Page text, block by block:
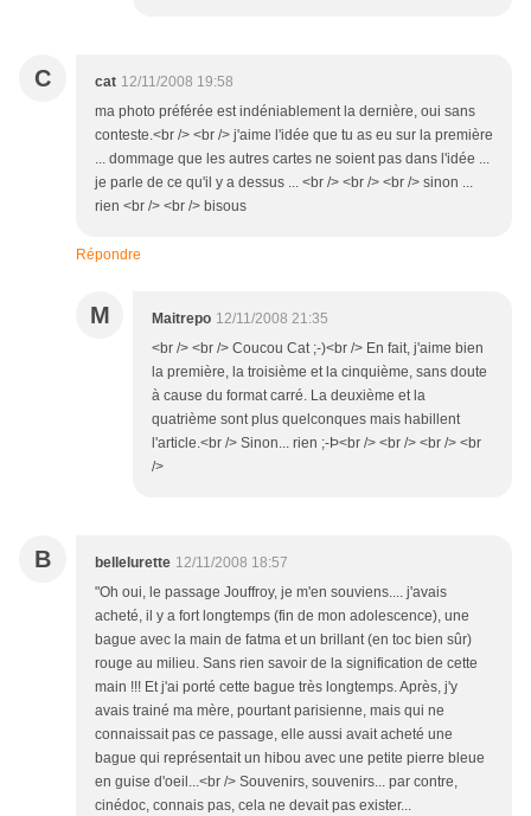
C cat 12/11/2008 19:58
ma photo préférée est indéniablement la dernière, oui sans
conteste.<br /> <br /> j'aime l'idée que tu as eu sur la première
... dommage que les autres cartes ne soient pas dans l'idée ...
je parle de ce qu'il y a dessus ... <br /> <br /> <br /> sinon ...
rien <br /> <br /> bisous
Répondre
M Maitrepo 12/11/2008 21:35
<br /> <br /> Coucou Cat ;-)<br /> En fait, j'aime bien
la première, la troisième et la cinquième, sans doute
à cause du format carré. La deuxième et la
quatrième sont plus quelconques mais habillent
l'article.<br /> Sinon... rien ;-Þ<br /> <br /> <br /> <br
/>
B bellelurette 12/11/2008 18:57
"Oh oui, le passage Jouffroy, je m'en souviens.... j'avais
acheté, il y a fort longtemps (fin de mon adolescence), une
bague avec la main de fatma et un brillant (en toc bien sûr)
rouge au milieu. Sans rien savoir de la signification de cette
main !!! Et j'ai porté cette bague très longtemps. Après, j'y
avais trainé ma mère, pourtant parisienne, mais qui ne
connaissait pas ce passage, elle aussi avait acheté une
bague qui représentait un hibou avec une petite pierre bleue
en guise d'oeil...<br /> Souvenirs, souvenirs... par contre,
cinédoc, connais pas, cela ne devait pas exister...